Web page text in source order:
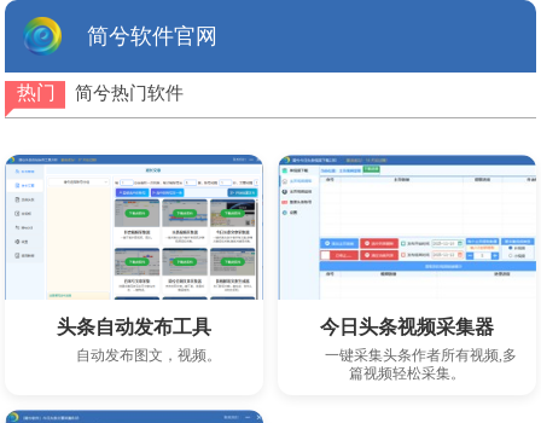
简兮软件官网
热门 简兮热门软件
下载此软件
头条自动发布工具
自动发布图文，视频。
下载此软件
今日头条视频采集器
一键采集头条作者所有视频,多
篇视频轻松采集。